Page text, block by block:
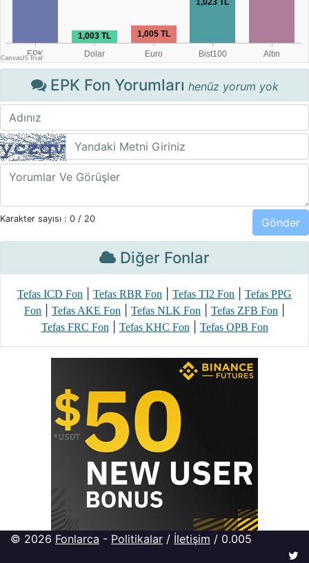
EPK Fon Yorumları henüz yorum yok
Karakter sayısı : 0 / 20
Diğer Fonlar
Tefas ICD Fon Tefas RBR Fon Tefas TI2 Fon
Tefas PPG
Fon
Tefas AKE Fon Tefas NLK Fon Tefas ZFB Fon
Tefas FRC Fon| Tefas KHC Fon| Tefas OPB Fon
© 2026 Fonlarca - Politikalar / İletişim / 0.005